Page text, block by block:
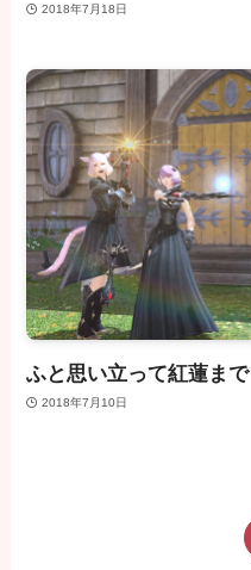
2018年7月18日
ふと思い立って紅蓮まで
2018年7月10日